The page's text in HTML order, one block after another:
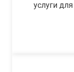
услуги